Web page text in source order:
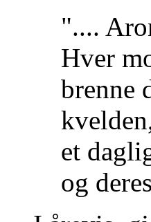
"....
Hver
brenne
et
og